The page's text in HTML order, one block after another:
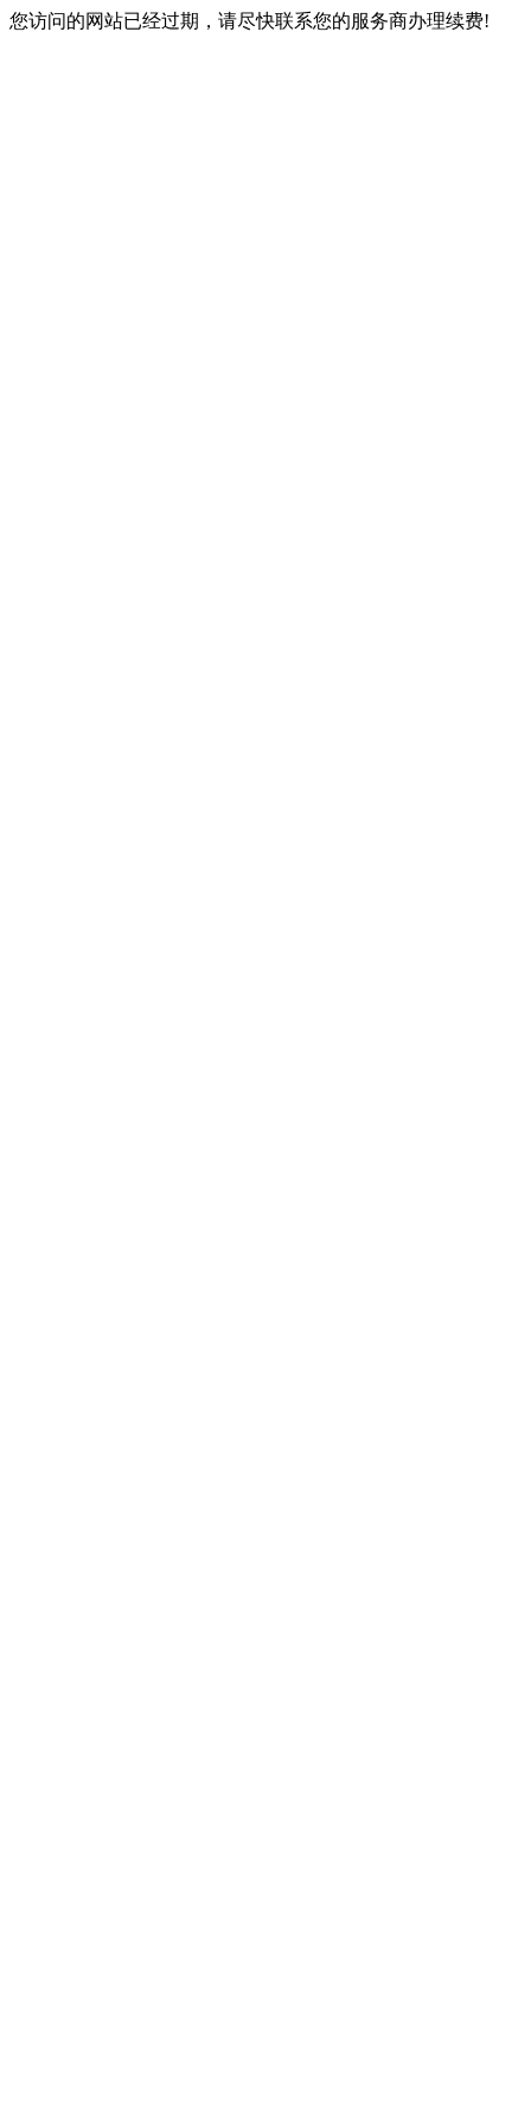
您访问的网站已经过期，请尽快联系您的服务商办理续费!